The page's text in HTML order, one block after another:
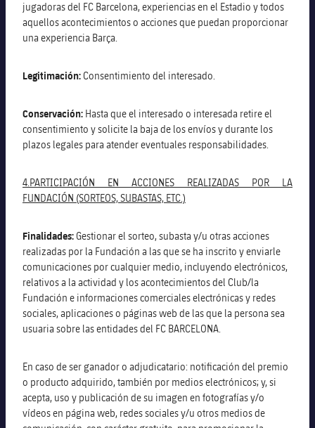
jugadoras del FC Barcelona, experiencias en el Estadio y todos
aquellos acontecimientos o acciones que puedan proporcionar
una experiencia Barça.
Legitimación: Consentimiento del interesado.
Conservación: Hasta que el interesado o interesada retire el
consentimiento y solicite la baja de los envíos y durante los
plazos legales para atender eventuales responsabilidades.
4.PARTICIPACIÓN EN ACCIONES REALIZADAS POR LA
FUNDACIÓN (SORTEOS, SUBASTAS, ETC.)
Finalidades: Gestionar el sorteo, subasta y/u otras acciones
realizadas por la Fundación a las que se ha inscrito y enviarle
comunicaciones por cualquier medio, incluyendo electrónicos,
relativos a la actividad y los acontecimientos del Club/la
Fundación e informaciones comerciales electrónicas y redes
sociales, aplicaciones o páginas web de las que la persona sea
usuaria sobre las entidades del FC BARCELONA.
En caso de ser ganador o adjudicatario: notificación del premio
o producto adquirido, también por medios electrónicos; y, si
acepta, uso y publicación de su imagen en fotografías y/o
vídeos en página web, redes sociales y/u otros medios de